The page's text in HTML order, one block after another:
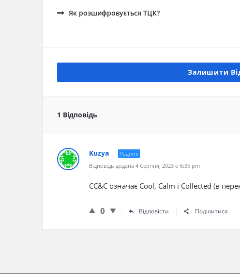
Як розшифровується ТЦК?
Залишити
1 Відповідь
Kuzya
Радник
Відповідь додана 4 Серпня, 2023 о 6:35 pm
CC&C означає Cool, Calm і Collected (в
0 Відповісти Поділитися